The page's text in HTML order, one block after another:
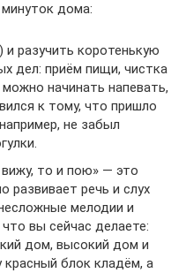
дома:
разучить коротенькую
дел: приём пищи, чистка
начинать напевать,
к тому, что пришло
не забыл
то и пою» — это
развивает речь и слух
мелодии и
вы сейчас делаете:
дом, высокий дом и
блок кладём, а